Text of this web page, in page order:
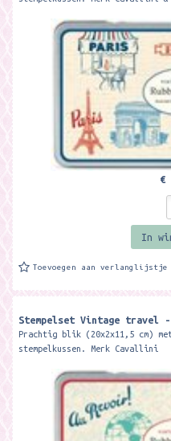
€
In
Toevoegen aan verlanglijstje
Stempelset Vintage travel
Prachtig blik (20x2x11,5 cm)
stempelkussen. Merk Cavallini